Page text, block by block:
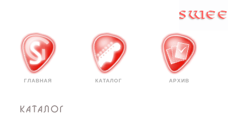
ГЛАВНАЯ КАТАЛОГ АРХИВ